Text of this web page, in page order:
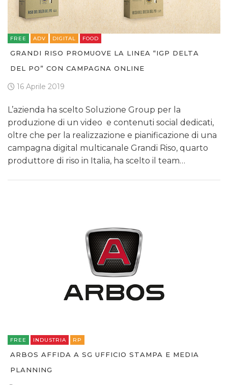
FREE ADV DIGITAL FOOD
GRANDI RISO PROMUOVE LA LINEA “IGP DELTA
DEL PO” CON CAMPAGNA ONLINE
16 Aprile 2019
L’azienda ha scelto Soluzione Group per la
produzione di un video e contenuti social dedicati,
oltre che per la realizzazione e pianificazione di una
campagna digital multicanale Grandi Riso, quarto
produttore di riso in Italia, ha scelto il team…
FREE INDUSTRIA RP
ARBOS AFFIDA A SG UFFICIO STAMPA E MEDIA
PLANNING